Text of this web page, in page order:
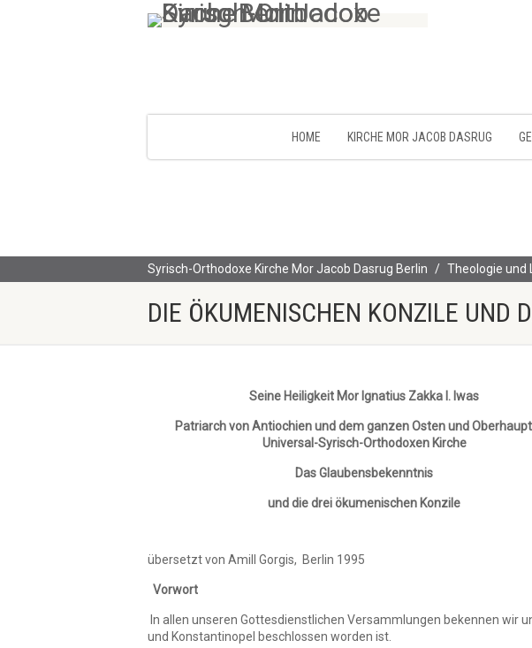
HOME KIRCHE MOR JACOB DASRUG
Syrisch-Orthodoxe Kirche Mor Jacob Dasrug Berlin Theologie und
DIE ÖKUMENISCHEN KONZILE UND
Seine Heiligkeit Mor Ignatius Zakka I. Iwas
Patriarch von Antiochien und dem ganzen Osten und
Universal-Syrisch-Orthodoxen Kirche
Das Glaubensbekenntnis
und die drei ökumenischen Konzile
übersetzt von Amill Gorgis, Berlin 1995
Vorwort
In allen unseren Gottesdienstlichen Versammlungen bekennen wir
und Konstantinopel beschlossen worden ist.